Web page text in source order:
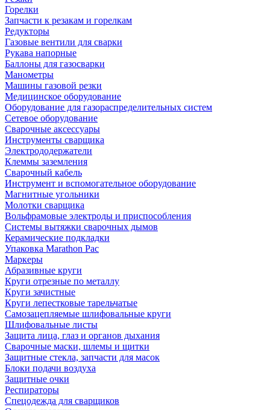
Горелки
Запчасти к резакам и горелкам
Редукторы
Газовые вентили для сварки
Рукава напорные
Баллоны для газосварки
Манометры
Машины газовой резки
Медицинское оборудование
Оборудование для газораспределительных систем
Сетевое оборудование
Сварочные аксессуары
Инструменты сварщика
Электрододержатели
Клеммы заземления
Сварочный кабель
Инструмент и вспомогательное оборудование
Магнитные угольники
Молотки сварщика
Вольфрамовые электроды и приспособления
Системы вытяжки сварочных дымов
Керамические подкладки
Упаковка Marathon Pac
Маркеры
Абразивные круги
Круги отрезные по металлу
Круги зачистные
Круги лепестковые тарельчатые
Самозацепляемые шлифовальные круги
Шлифовальные листы
Защита лица, глаз и органов дыхания
Сварочные маски, шлемы и щитки
Защитные стекла, запчасти для масок
Блоки подачи воздуха
Защитные очки
Респираторы
Спецодежда для сварщиков